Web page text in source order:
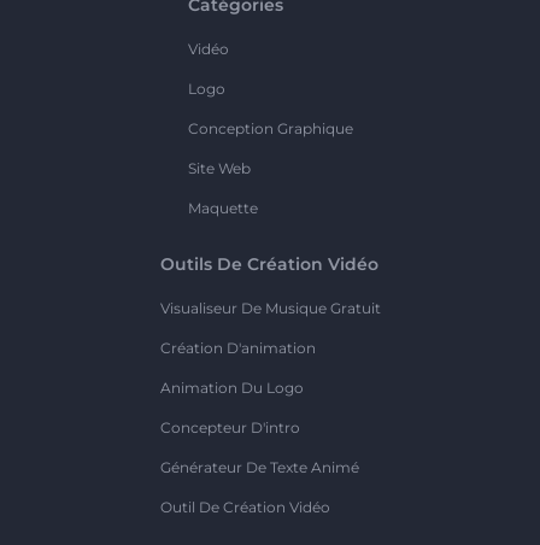
Catégories
Vidéo
Logo
Conception Graphique
Site Web
Maquette
Outils De Création Vidéo
Visualiseur De Musique Gratuit
Création D'animation
Animation Du Logo
Concepteur D'intro
Générateur De Texte Animé
Outil De Création Vidéo